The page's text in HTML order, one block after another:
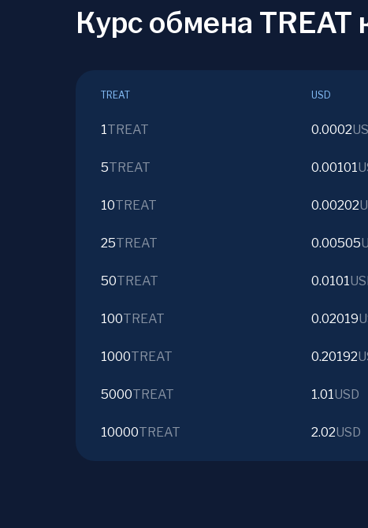
Курс обмена TREAT
TREAT USD
1TREAT 0.0002
5TREAT 0.00101
10TREAT 0.00202
25TREAT 0.00505
50TREAT 0.0101
100TREAT 0.02019
1000TREAT 0.20192
5000TREAT 1.01USD
10000TREAT 2.02USD